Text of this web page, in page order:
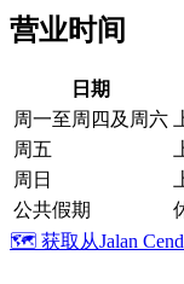
营业时间
日期
周一至周四及周六
周五
周日
公共假期
🗺️ 获取从Jalan